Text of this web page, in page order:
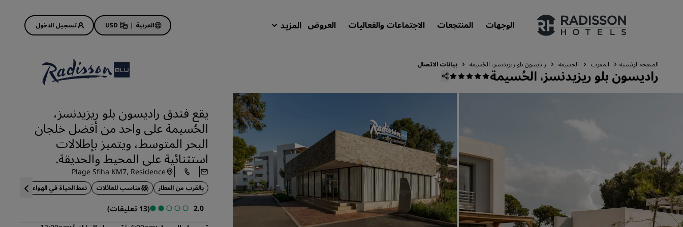
الوجهات المنتجعات الاجتماعات والفعاليات العروض المزيد العربية |
USD تسجيل الدخول
علاماتنا التجارية
شقق فندقية مجهزة
فنادق قريبة من المطار
الفنادق الجديدة والمرتقب افتتاحها قريبًا
الاجتماعات والفعاليات
استكشف برنامج Radisson Meetings
عروض الفنادق
ابدأ الآن لربح الكثير
Deals of the Day
احجز مقدمًا
اطلع على الباقات المتاحة لدينا
أفكار السفر
فنادق مناسبة للعائلات
الصفحة الرئيسية المغرب الحسيمة راديسون بلو ريزيدنسز، الحُسيمة بيانات الاتصال
راديسون بلو ريزيدنسز، الحُسيمة
يقع فندق راديسون بلو ريزيدنسز،
الحُسيمة على واحد من أفضل خلجان
البحر المتوسط، ويتميز بإطلالات
استثنائية على المحيط والحديقة.
Plage Sfiha KM7, Residence
بالقرب من المطار مناسب للعائلات نمط الحياة في الهواء الطلق
2.0
(13 تعليقات)